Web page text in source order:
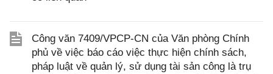
Công văn 7409/VPCP-CN của Văn phòng Chính
phủ về việc báo cáo việc thực hiện chính sách,
pháp luật về quản lý, sử dụng tài sản công là trụ